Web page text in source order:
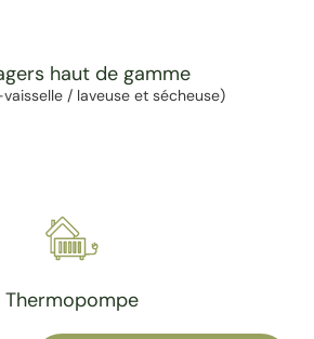
haut de gamme
/ laveuse et sécheuse)
Thermopompe